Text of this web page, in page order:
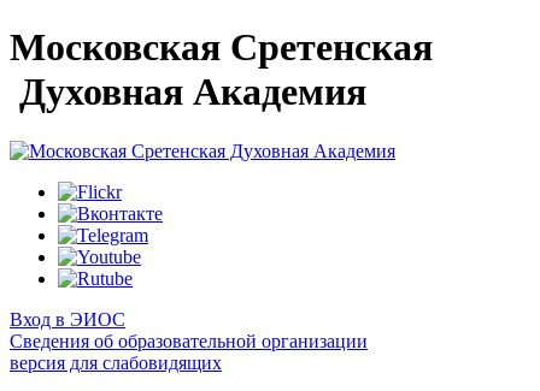
Московская Сретенская
Духовная Академия
Вход в ЭИОС
Сведения об образовательной организации
версия для слабовидящих